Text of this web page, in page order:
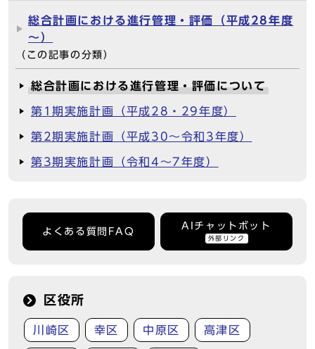
総合計画における進行管理・評価（平成28年度
～）
（この記事の分類）
総合計画における進行管理・評価について
第1期実施計画（平成28・29年度）
第2期実施計画（平成30～令和3年度）
第3期実施計画（令和4～7年度）
よくある質問FAQ
AIチャットボット
外部リンク
区役所
川崎区 幸区 中原区 高津区